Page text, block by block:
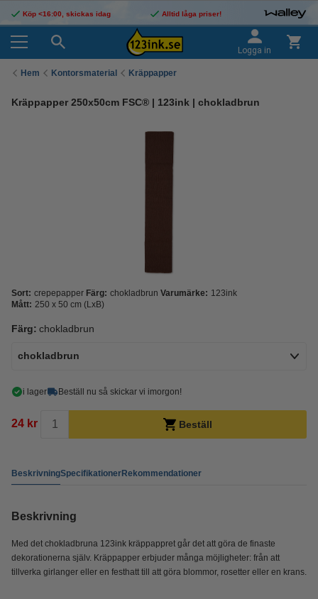
Köp <16:00, skickas idag Alltid låga priser!
Logga in
Hem Kontorsmaterial Kräppapper
Kräppapper 250x50cm FSC® | 123ink | chokladbrun
Sort: crepepapper Färg: chokladbrun Varumärke: 123ink
Mått: 250 x 50 cm (LxB)
Färg: chokladbrun
chokladbrun
i lager Beställ nu så skickar vi imorgon!
24 kr Beställ
BeskrivningSpecifikationerRekommendationer
Beskrivning
Med det chokladbruna 123ink kräppappret går det att göra de finaste
dekorationerna själv. Kräppapper erbjuder många möjligheter: från att
tillverka girlanger eller en festhatt till att göra blommor, rosetter eller en krans.